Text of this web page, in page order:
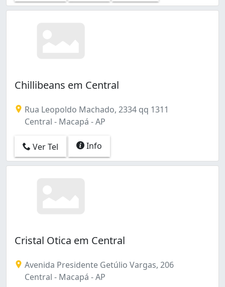
Chillibeans em Central
Rua Leopoldo Machado, 2334 qq 1311
Central - Macapá - AP
Ver Tel Info
Cristal Otica em Central
Avenida Presidente Getúlio Vargas, 206
Central - Macapá - AP